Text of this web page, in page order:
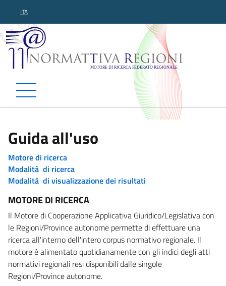
ITA
Normattiva Regioni -
Guida all'uso
Motore di ricerca
Modalità di ricerca
Modalità di visualizzazione dei risultati
MOTORE DI RICERCA
Il Motore di Cooperazione Applicativa Giuridico/Legislativa con
le Regioni/Province autonome permette di effettuare una
ricerca all'interno dell'intero corpus normativo regionale. Il
motore è alimentato quotidianamente con gli indici degli atti
normativi regionali resi disponibili dalle singole
Regioni/Province autonome.